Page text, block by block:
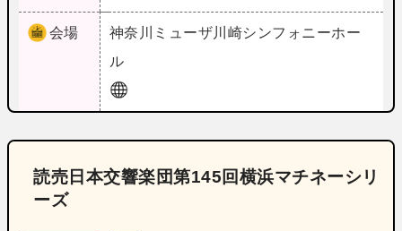
会場 神奈川
ミューザ川崎シンフォニーホー
ル
読売日本交響楽団第145回横浜マチネーシリ
ーズ